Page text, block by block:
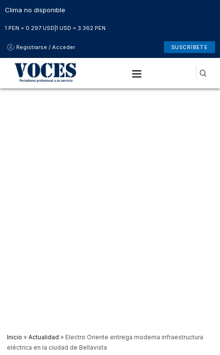
Clima no disponible
1 PEN = 0.297 USD 1 USD = 3.362 PEN
Registrarse / Acceder SUSCRÍBETE
Inicio » Actualidad » Electro Oriente entrega moderna infraestructura
eléctrica en la ciudad de Bellavista